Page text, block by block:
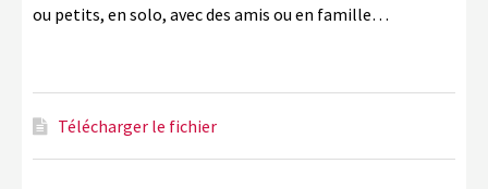
ou petits, en solo, avec des amis ou en famille…
Télécharger le fichier